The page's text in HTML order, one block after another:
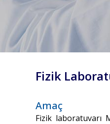
Fizik
Amaç
Fizik laboratuvarı